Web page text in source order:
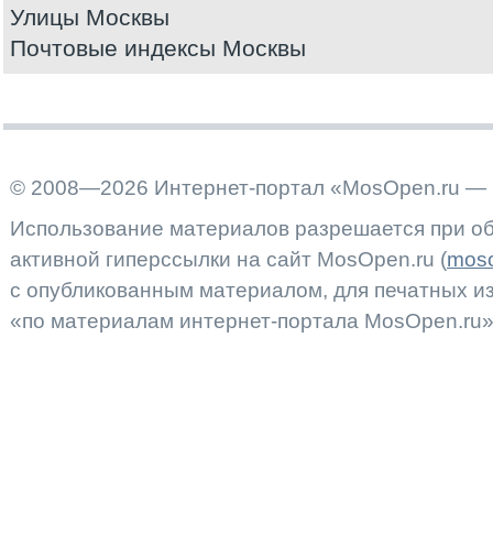
Улицы Москвы
Почтовые индексы Москвы
© 2008—2026 Интернет-портал «MosOpen.ru —
Использование материалов разрешается при
активной гиперссылки на сайт MosOpen.ru (
с опубликованным материалом, для печатных
«по материалам интернет-портала